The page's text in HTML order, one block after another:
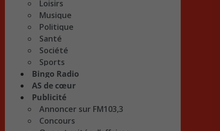
Loisirs
Musique
Politique
Santé
Société
Sports
Bingo Radio
AS de cœur
Publicité
Annoncer sur FM103,3
Concours